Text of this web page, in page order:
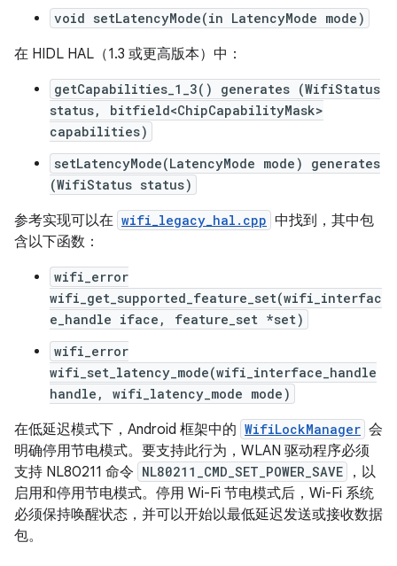
void setLatencyMode(in LatencyMode mode)
在 HIDL HAL（1.3 或更高版本）中：
getCapabilities_1_3() generates (WifiStatus
status, bitfield<ChipCapabilityMask>
capabilities)
setLatencyMode(LatencyMode mode) generates
(WifiStatus status)
参考实现可以在 wifi_legacy_hal.cpp 中找到，其中包
含以下函数：
wifi_error
wifi_get_supported_feature_set(wifi_interfac
e_handle iface, feature_set *set)
wifi_error
wifi_set_latency_mode(wifi_interface_handle
handle, wifi_latency_mode mode)
在低延迟模式下，Android 框架中的 WifiLockManager 会
明确停用节电模式。要支持此行为，WLAN 驱动程序必须
支持 NL80211 命令 NL80211_CMD_SET_POWER_SAVE
，以
启用和停用节电模式。停用 Wi-Fi 节电模式后，Wi-Fi 系统
必须保持唤醒状态，并可以开始以最低延迟发送或接收数据
包。